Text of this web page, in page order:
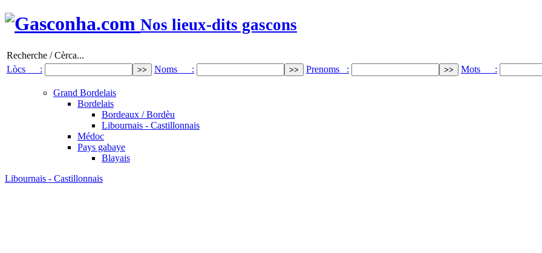
Nos lieux-dits gascons
Recherche / Cèrca...
Lòcs :
Noms : Prenoms : Mots :
Grand Bordelais
Bordelais
Bordeaux / Bordèu
Libournais - Castillonnais
Médoc
Pays gabaye
Blayais
Libournais - Castillonnais